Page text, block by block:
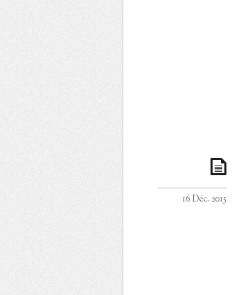
16 Déc. 2015